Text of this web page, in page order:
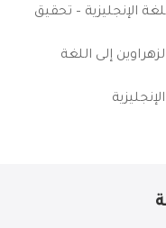
الإنجليزية – تحقيق
إلى اللغة